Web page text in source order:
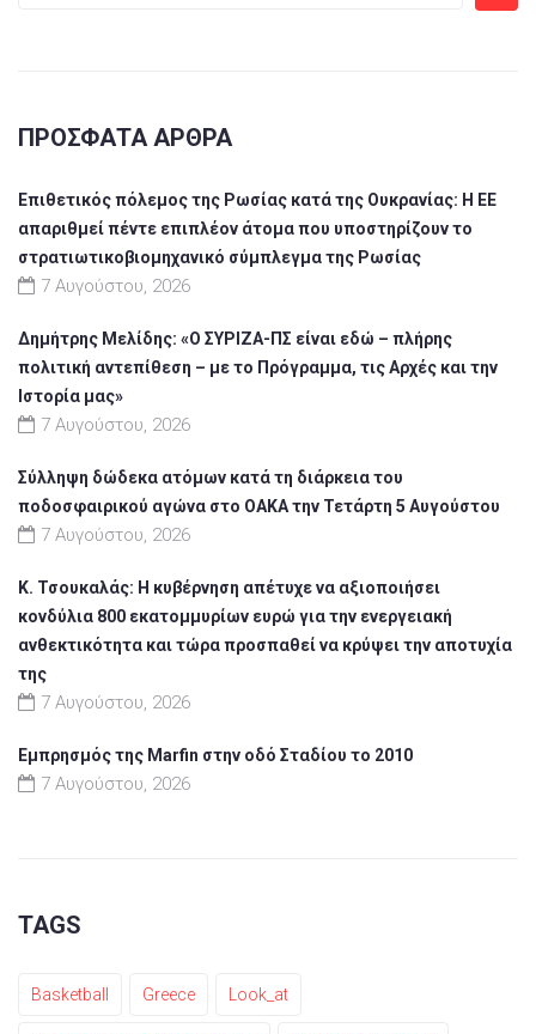
ΠΡΌΣΦΑΤΑ ΆΡΘΡΑ
Επιθετικός πόλεμος της Ρωσίας κατά της Ουκρανίας: Η ΕΕ
απαριθμεί πέντε επιπλέον άτομα που υποστηρίζουν το
στρατιωτικοβιομηχανικό σύμπλεγμα της Ρωσίας
7 Αυγούστου, 2026
Δημήτρης Μελίδης: «Ο ΣΥΡΙΖΑ-ΠΣ είναι εδώ – πλήρης
πολιτική αντεπίθεση – με το Πρόγραμμα, τις Αρχές και την
Ιστορία μας»
7 Αυγούστου, 2026
Σύλληψη δώδεκα ατόμων κατά τη διάρκεια του
ποδοσφαιρικού αγώνα στο ΟΑΚΑ την Τετάρτη 5 Αυγούστου
7 Αυγούστου, 2026
Κ. Τσουκαλάς: Η κυβέρνηση απέτυχε να αξιοποιήσει
κονδύλια 800 εκατομμυρίων ευρώ για την ενεργειακή
ανθεκτικότητα και τώρα προσπαθεί να κρύψει την αποτυχία
της
7 Αυγούστου, 2026
Εμπρησμός της Marfin στην οδό Σταδίου το 2010
7 Αυγούστου, 2026
TAGS
Basketball Greece Look_at